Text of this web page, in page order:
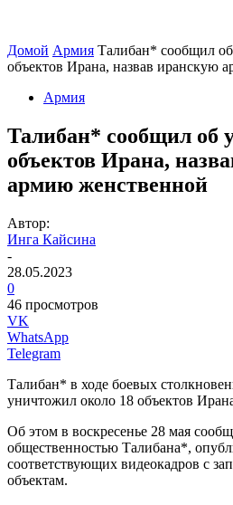
Домой Армия Талибан* сообщил
объектов Ирана, назвав иранскую
Армия
Талибан* сообщил об
объектов Ирана,
армию женственной
Автор:
Инга Кайсина
-
28.05.2023
0
46 просмотров
VK
WhatsApp
Telegram
Талибан* в ходе боевых
уничтожил около 18 объектов
Об этом в воскресенье 28 мая
общественностью Талибана*,
соответствующих видеокадров с
объектам.